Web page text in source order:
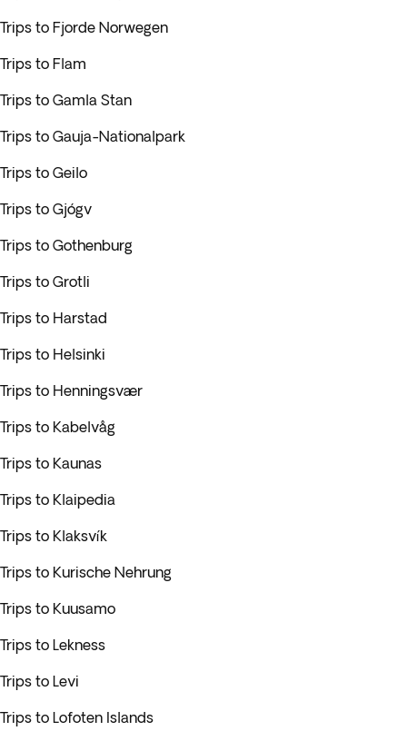
Trips to Fjorde Norwegen
Trips to Flam
Trips to Gamla Stan
Trips to Gauja-Nationalpark
Trips to Geilo
Trips to Gjógv
Trips to Gothenburg
Trips to Grotli
Trips to Harstad
Trips to Helsinki
Trips to Henningsvær
Trips to Kabelvåg
Trips to Kaunas
Trips to Klaipedia
Trips to Klaksvík
Trips to Kurische Nehrung
Trips to Kuusamo
Trips to Lekness
Trips to Levi
Trips to Lofoten Islands